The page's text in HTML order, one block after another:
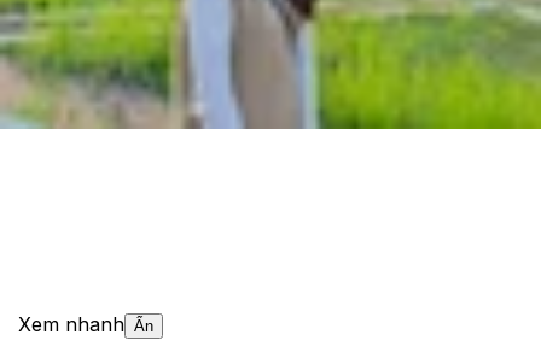
Theo dõi XTMobile trên
Xem nhanh Ẩn